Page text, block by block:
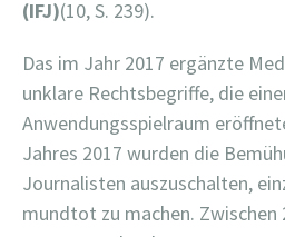
(IFJ)(10, S. 239).
Das im Jahr 2017 ergänzte
unklare Rechtsbegriffe, die
Anwendungsspielraum
Jahres 2017 wurden die
Journalisten auszuschalten,
mundtot zu machen. Zwischen